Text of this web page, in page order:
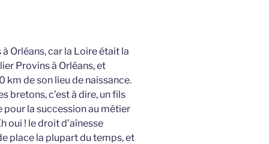
Orléans, car la Loire était la
Provins à Orléans, et
km de son lieu de naissance.
bretons, c’est à dire, un fils
pour la succession au métier
oui ! le droit d’aînesse
place la plupart du temps, et